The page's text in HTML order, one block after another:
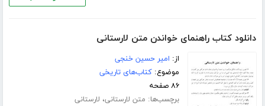
دانلود کتاب راهنمای خواندن متن لارستانی
از: امیر حسین خنجی
موضوع:کتاب‌های تاریخی
۸۶ صفحه
برچسب‌ها: متن لارستانی، لارستانی